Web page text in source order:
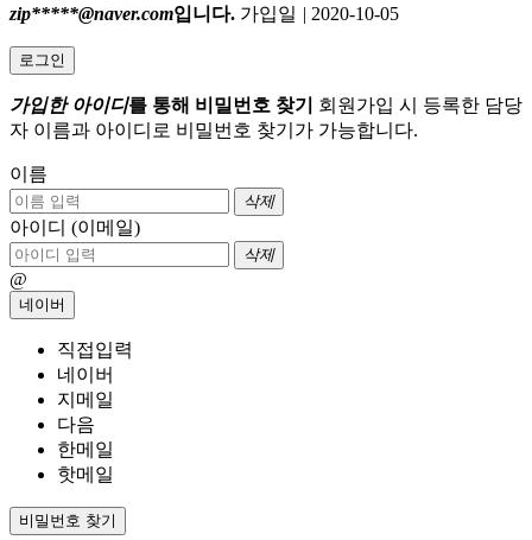
zip*****@naver.com입니다. 가입일 | 2020-10-05
로그인
가입한 아이디를 통해 비밀번호 찾기
회원가입 시 등록한 담당
자 이름과 아이디로 비밀번호 찾기가 가능합니다.
이름
삭제
아이디 (이메일)
삭제
@
네이버
직접입력
네이버
지메일
다음
한메일
핫메일
비밀번호 찾기